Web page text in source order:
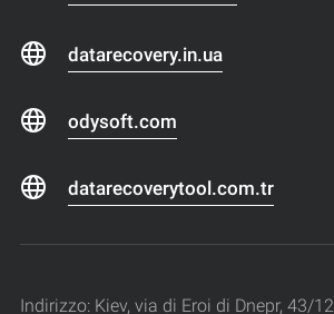
datarecovery.in.ua
odysoft.com
datarecoverytool.com.tr
Indirizzo: Kiev, via di Eroi di Dnepr, 43/12